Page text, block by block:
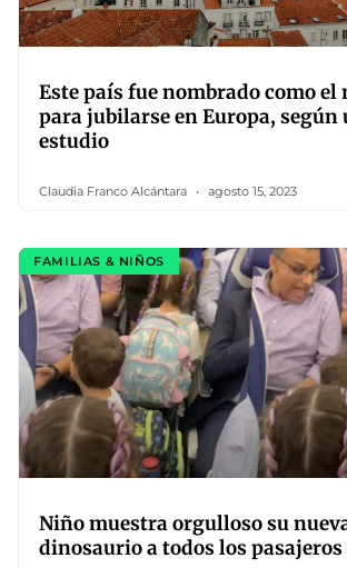
Este país fue nombrado como
para jubilarse en Europa, según
estudio
Claudia Franco Alcántara agosto 15, 2023
FAMILIAS & NIÑOS
Niño muestra orgulloso su
dinosaurio a todos los